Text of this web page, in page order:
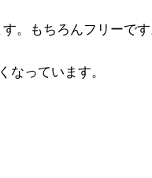
。もちろんフリーです
なっています。